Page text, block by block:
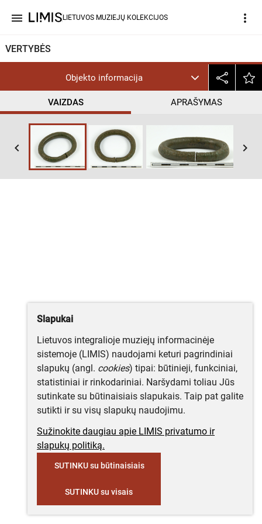
menu LIETUVOS MUZIEJŲ KOLEKCIJOS more_vert
VERTYBĖS
Objekto informacija
VAIZDAS APRAŠYMAS
keyboard_arrow_left keyboard_arrow_right
Slapukai
Lietuvos integralioje muziejų informacinėje
sistemoje (LIMIS) naudojami keturi pagrindiniai
slapukų (angl. cookies) tipai: būtinieji, funkciniai,
statistiniai ir rinkodariniai. Naršydami toliau Jūs
sutinkate su būtinaisiais slapukais. Taip pat galite
sutikti ir su visų slapukų naudojimu.
Sužinokite daugiau apie LIMIS privatumo ir
slapukų politiką.
SUTINKU su būtinaisiais
SUTINKU su visais